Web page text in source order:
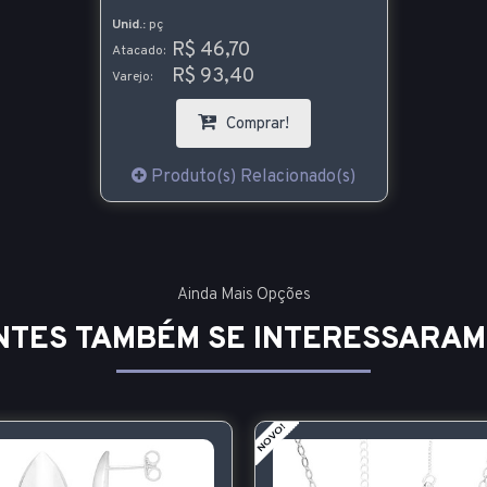
Unid.:pç
Atacado: R$ 46,70
Varejo: R$ 93,40
Comprar!
Produto(s) Relacionado(s)
Ainda Mais Opções
TAMBÉM SE